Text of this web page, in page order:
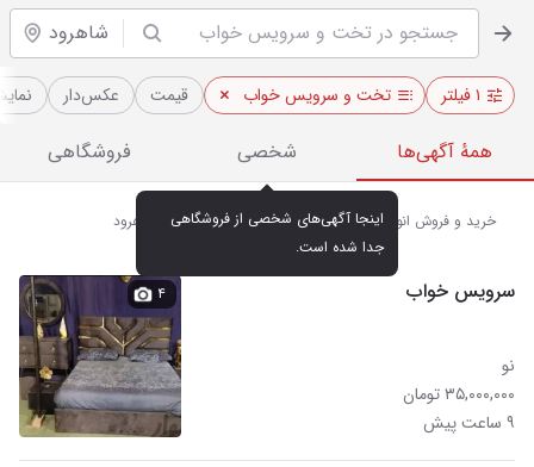
شاهرود
۱ فیلتر تخت و سرویس خواب قیمت عکس‌دار
همهٔ آگهی‌ها شخصی فروشگاهی
جدا شده است.
خرید و فروش انواع تخت و سرویس خواب نو و کارکرده در شاهرود
سرویس خواب
نو
۳۵,۰۰۰,۰۰۰ تومان
۹ ساعت پیش
۴